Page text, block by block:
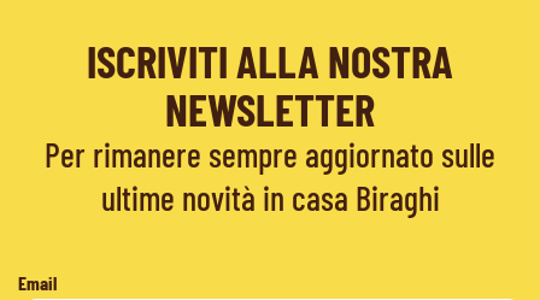
ISCRIVITI ALLA NOSTRA
NEWSLETTER
Per rimanere sempre aggiornato sulle
ultime novità in casa Biraghi
Email